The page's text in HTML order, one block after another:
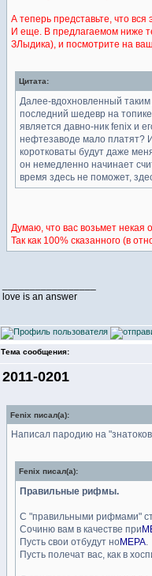
А теперь представьте, что вся
И еще. В предлагаемом ниже
ЗЛыдика), и посмотрите на
Цитата:
Далее-вдохновленный
последний шедевр на
является давно-ник fenix и
нефтезаводе мало платят?
коротковаты будут даже
он немедленно начинает
время здесь не поможет,
Думаю, что вас возьмет некая
Так как 100% сказанного (в
love is an answer
Тема сообщения:
2011-0201
Fenix писал(а):
Написал пародию на
Fenix писал(а):
Правильные рифмы.
С "правильными рифмами"
Сочиню вам в качестве при
Пусть свои отбудут ноМЕРА.
Пусть полечат вас, как в